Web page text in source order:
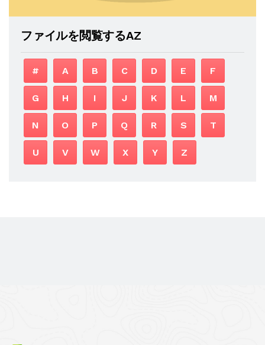
ファイルを閲覧するAZ
# A B C D E F
G H I J K L M
N O P Q R S T
U V W X Y Z